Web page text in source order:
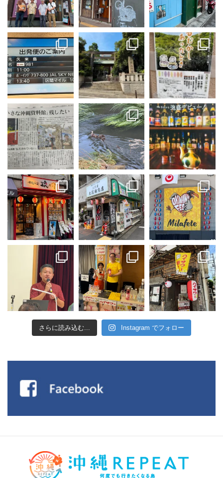
さらに読み込む... Instagram でフォロー